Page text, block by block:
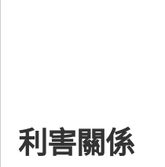
利害關係